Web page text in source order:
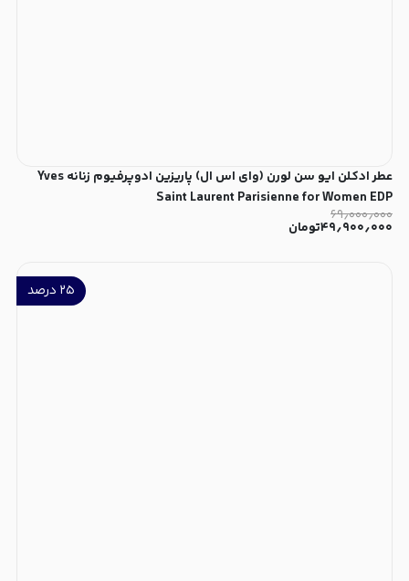
عطر ادکلن ایو سن لورن (وای اس ال) پاریزین ادوپرفیوم زنانه Yves
Saint Laurent Parisienne for Women EDP
۶۹٫۰۰۰٫۰۰۰
۴۹٫۹۰۰٫۰۰۰تومان
۲۵ درصد